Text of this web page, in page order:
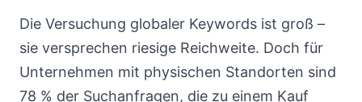
Die Versuchung globaler Keywords ist groß –
sie versprechen riesige Reichweite. Doch für
Unternehmen mit physischen Standorten sind
78 % der Suchanfragen, die zu einem Kauf